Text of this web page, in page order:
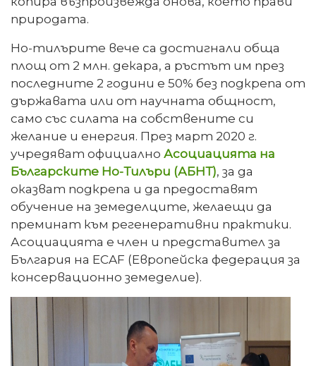
природата.
Но-тилърите вече са достигнали обща
площ от 2 млн. декара, а ръстът им през
последните 2 години е 50% без подкрепа от
държавата или от научната общност,
само със силата на собствените си
желание и енергия. През март 2020 г.
учредяват официално Асоциацията на
Българските Но-Тилъри (АБНТ), за да
оказват подкрепа и да предоставят
обучение на земеделците, желаещи да
преминат към регенеративни практики.
Асоциацията е член и представител за
България на ECAF (Европейска федерация за
консервационно земеделие).